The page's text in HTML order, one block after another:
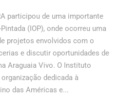
participou de uma importante
(IOP), onde ocorreu uma
projetos envolvidos com o
e discutir oportunidades de
Araguaia Vivo. O Instituto
dedicada à
das Américas e...